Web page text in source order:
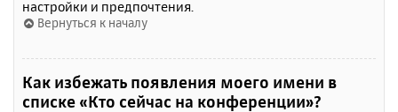
настройки и предпочтения.
Вернуться к началу
Как избежать появления моего имени в
списке «Кто сейчас на конференции»?